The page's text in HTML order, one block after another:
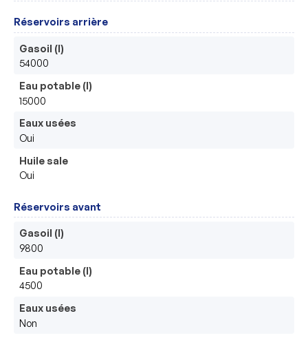
Réservoirs arrière
Gasoil (l)
54000
Eau potable (l)
15000
Eaux usées
Oui
Huile sale
Oui
Réservoirs avant
Gasoil (l)
9800
Eau potable (l)
4500
Eaux usées
Non